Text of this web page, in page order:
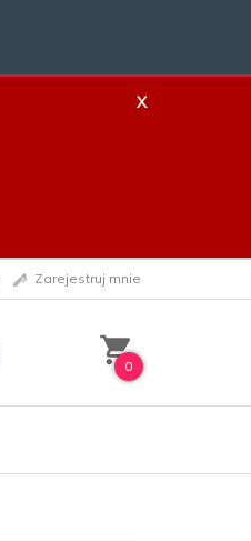
X
Zarejestruj mnie
0